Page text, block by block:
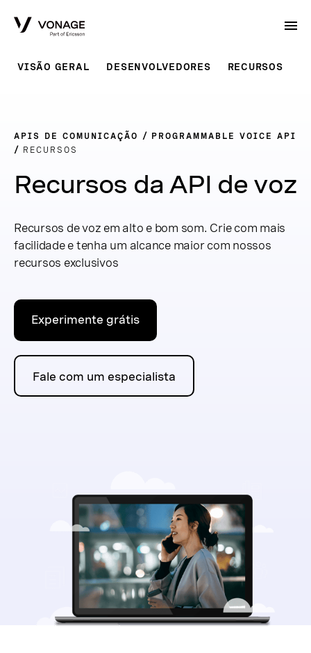
VISÃO GERAL DESENVOLVEDORES RECURSOS
APIS DE COMUNICAÇÃO
PROGRAMMABLE VOICE API
RECURSOS
Recursos da API de voz
Recursos de voz em alto e bom som. Crie com mais
facilidade e tenha um alcance maior com nossos
recursos exclusivos
Experimente grátis
Fale com um especialista